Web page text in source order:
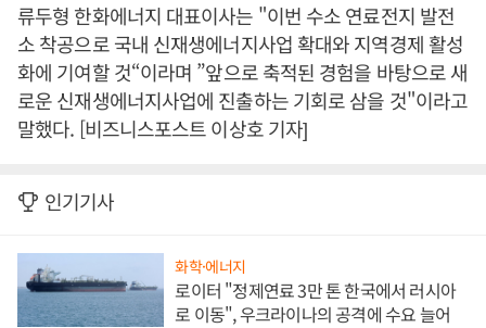
류두형 한화에너지 대표이사는 "이번 수소 연료전지 발전
소 착공으로 국내 신재생에너지사업 확대와 지역경제 활성
화에 기여할 것“이라며 ”앞으로 축적된 경험을 바탕으로 새
로운 신재생에너지사업에 진출하는 기회로 삼을 것"이라고
말했다. [비즈니스포스트 이상호 기자]
인기기사
화학·에너지
로이터 "정제연료 3만 톤 한국에서 러시아
로 이동", 우크라이나의 공격에 수요 늘어